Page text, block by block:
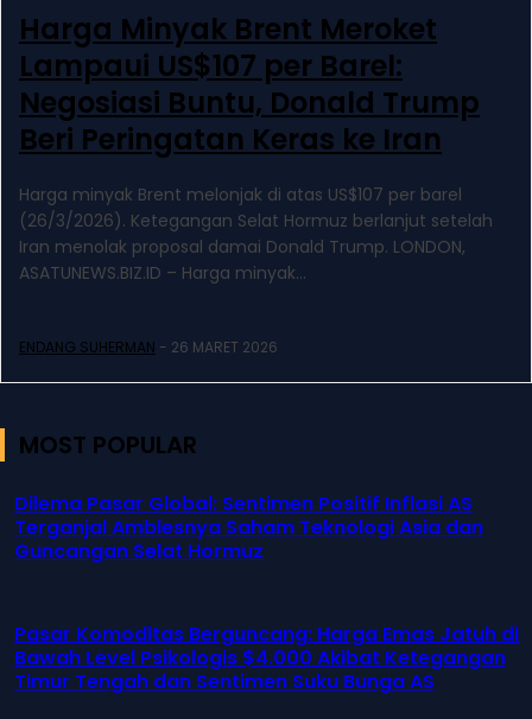
Harga Minyak Brent Meroket
Lampaui US$107 per Barel:
Negosiasi Buntu, Donald Trump
Beri Peringatan Keras ke Iran
Harga minyak Brent melonjak di atas US$107 per barel
(26/3/2026). Ketegangan Selat Hormuz berlanjut setelah
Iran menolak proposal damai Donald Trump. LONDON,
ASATUNEWS.BIZ.ID – Harga minyak...
ENDANG SUHERMAN - 26 MARET 2026
MOST POPULAR
Dilema Pasar Global: Sentimen Positif Inflasi AS
Terganjal Amblesnya Saham Teknologi Asia dan
Guncangan Selat Hormuz
Pasar Komoditas Berguncang: Harga Emas Jatuh di
Bawah Level Psikologis $4.000 Akibat Ketegangan
Timur Tengah dan Sentimen Suku Bunga AS